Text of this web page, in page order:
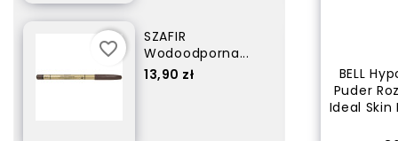
favorite_border
JFENZI Woda...
Cena
35,90 zł
BELL
Puder
Ideal Skin